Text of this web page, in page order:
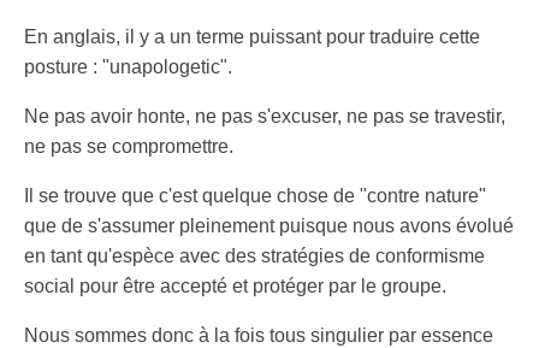
En anglais, il y a un terme puissant pour traduire cette
posture : "unapologetic".
Ne pas avoir honte, ne pas s'excuser, ne pas se travestir,
ne pas se compromettre.
Il se trouve que c'est quelque chose de "contre nature"
que de s'assumer pleinement puisque nous avons évolué
en tant qu'espèce avec des stratégies de conformisme
social pour être accepté et protéger par le groupe.
Nous sommes donc à la fois tous singulier par essence